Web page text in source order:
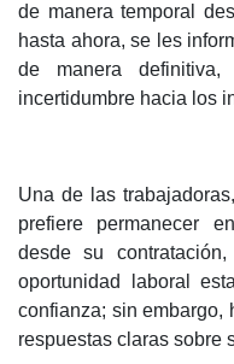
de manera temporal
hasta ahora, se les
de manera
incertidumbre hacia los
Una de las
prefiere permanecer
desde su
oportunidad laboral
confianza; sin embargo,
respuestas claras sobre